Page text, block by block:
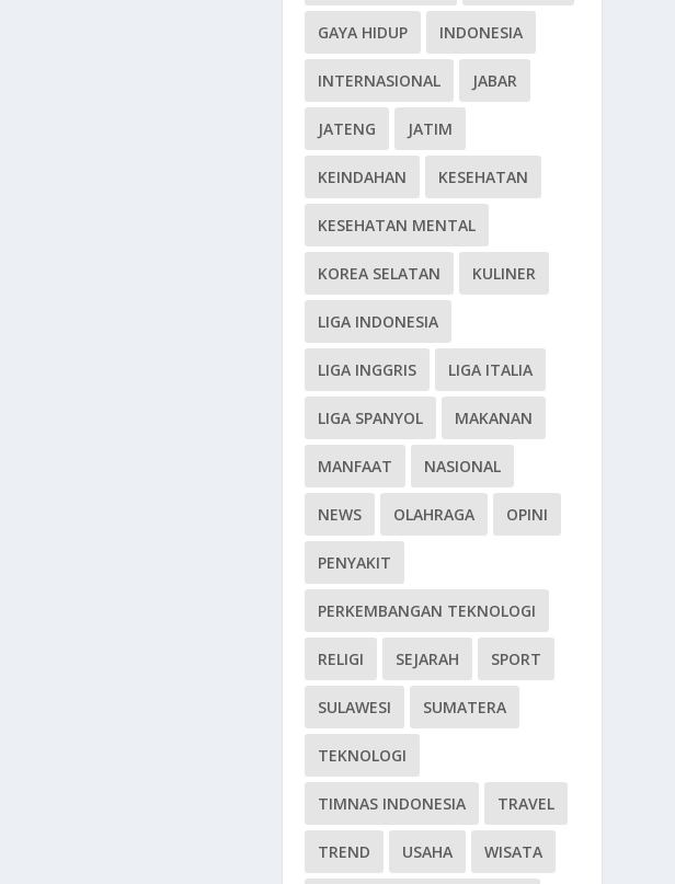
GAYA HIDUP INDONESIA
INTERNASIONAL JABAR
JATENG JATIM
KEINDAHAN KESEHATAN
KESEHATAN MENTAL
KOREA SELATAN KULINER
LIGA INDONESIA
LIGA INGGRIS LIGA ITALIA
LIGA SPANYOL MAKANAN
MANFAAT NASIONAL
NEWS OLAHRAGA OPINI
PENYAKIT
PERKEMBANGAN TEKNOLOGI
RELIGI SEJARAH SPORT
SULAWESI SUMATERA
TEKNOLOGI
TIMNAS INDONESIA TRAVEL
TREND USAHA WISATA